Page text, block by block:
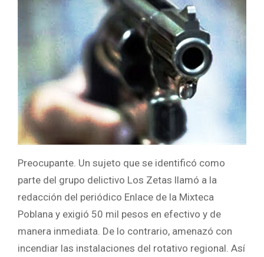
Preocupante. Un sujeto que se identificó como
parte del grupo delictivo Los Zetas llamó a la
redacción del periódico Enlace de la Mixteca
Poblana y exigió 50 mil pesos en efectivo y de
manera inmediata. De lo contrario, amenazó con
incendiar las instalaciones del rotativo regional. Así